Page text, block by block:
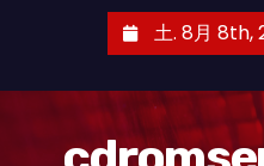
土. 8月 8th,